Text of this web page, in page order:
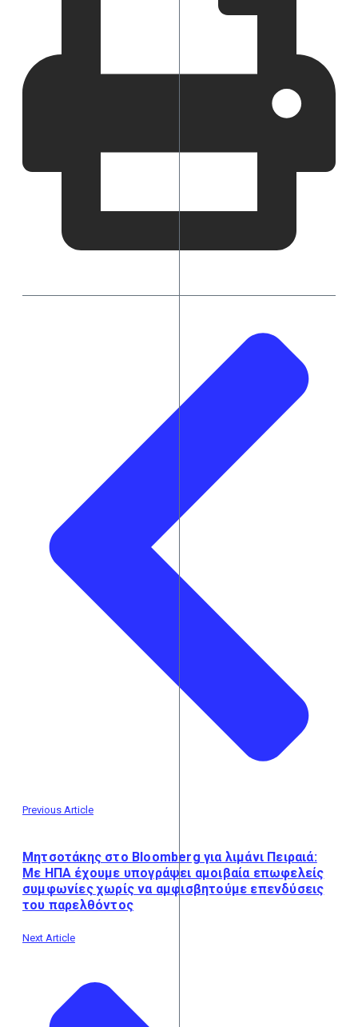
Previous Article
Μητσοτάκης στο Bloomberg για λιμάνι Πειραιά:
Με ΗΠΑ έχουμε υπογράψει αμοιβαία επωφελείς
συμφωνίες χωρίς να αμφισβητούμε επενδύσεις
του παρελθόντος
Next Article